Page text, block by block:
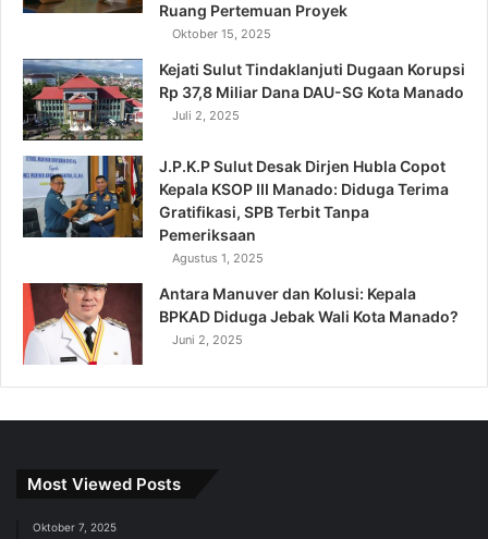
Ruang Pertemuan Proyek
Oktober 15, 2025
Kejati Sulut Tindaklanjuti Dugaan Korupsi
Rp 37,8 Miliar Dana DAU-SG Kota Manado
Juli 2, 2025
J.P.K.P Sulut Desak Dirjen Hubla Copot
Kepala KSOP III Manado: Diduga Terima
Gratifikasi, SPB Terbit Tanpa
Pemeriksaan
Agustus 1, 2025
Antara Manuver dan Kolusi: Kepala
BPKAD Diduga Jebak Wali Kota Manado?
Juni 2, 2025
Most Viewed Posts
Oktober 7, 2025